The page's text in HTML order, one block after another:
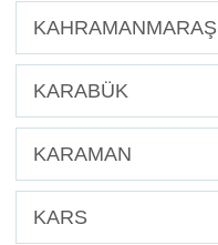
KAHRAMANMARAŞ
KARABÜK
KARAMAN
KARS